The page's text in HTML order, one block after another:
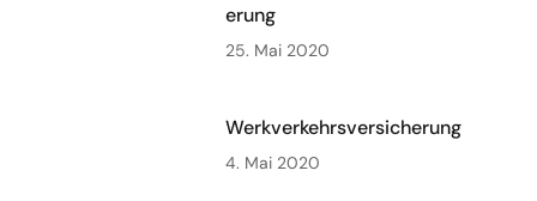
erung
25. Mai 2020
Werkverkehrsversicherung
4. Mai 2020